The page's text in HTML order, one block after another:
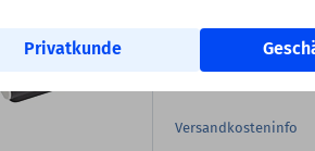
Privatkunde 398,99 €
Versandkostenfrei in
Versandkosteninfo